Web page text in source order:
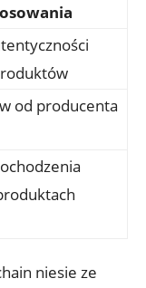
od producenta
niesie ze⁢